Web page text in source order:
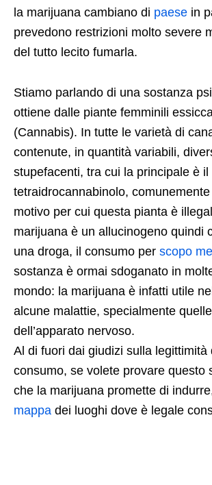
la marijuana cambiano di paese in
prevedono restrizioni molto severe
del tutto lecito fumarla.
Stiamo parlando di una sostanza
ottiene dalle piante femminili
(Cannabis). In tutte le varietà di
contenute, in quantità variabili,
stupefacenti, tra cui la principale è il
tetraidrocannabinolo,
motivo per cui questa pianta è
marijuana è un allucinogeno quindi
una droga, il consumo per scopo
sostanza è ormai sdoganato in
mondo: la marijuana è infatti utile
alcune malattie, specialmente
dell’apparato nervoso.
Al di fuori dai giudizi sulla legittimità
consumo, se volete provare questo
che la marijuana promette di
mappa dei luoghi dove è legale